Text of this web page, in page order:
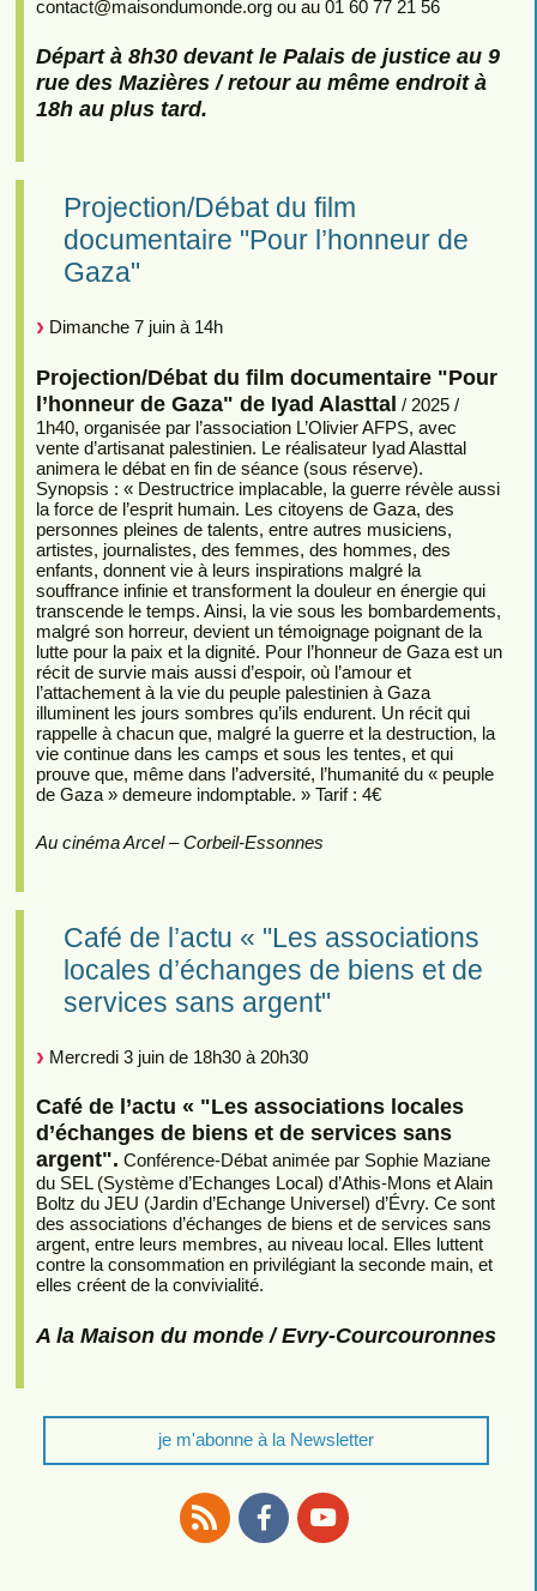
contact@maisondumonde.org ou au 01 60 77 21 56
Départ à 8h30 devant le Palais de justice au 9
rue des Mazières / retour au même endroit à
18h au plus tard.
Projection/Débat du film
documentaire "Pour l’honneur de
Gaza"
Dimanche 7 juin à 14h
Projection/Débat du film documentaire "Pour
l’honneur de Gaza" de Iyad Alasttal / 2025 /
1h40, organisée par l’association L’Olivier AFPS, avec
vente d’artisanat palestinien. Le réalisateur Iyad Alasttal
animera le débat en fin de séance (sous réserve).
Synopsis : « Destructrice implacable, la guerre révèle aussi
la force de l’esprit humain. Les citoyens de Gaza, des
personnes pleines de talents, entre autres musiciens,
artistes, journalistes, des femmes, des hommes, des
enfants, donnent vie à leurs inspirations malgré la
souffrance infinie et transforment la douleur en énergie qui
transcende le temps. Ainsi, la vie sous les bombardements,
malgré son horreur, devient un témoignage poignant de la
lutte pour la paix et la dignité. Pour l’honneur de Gaza est un
récit de survie mais aussi d’espoir, où l’amour et
l’attachement à la vie du peuple palestinien à Gaza
illuminent les jours sombres qu’ils endurent. Un récit qui
rappelle à chacun que, malgré la guerre et la destruction, la
vie continue dans les camps et sous les tentes, et qui
prouve que, même dans l’adversité, l’humanité du « peuple
de Gaza » demeure indomptable. » Tarif : 4€
Au cinéma Arcel – Corbeil-Essonnes
Café de l’actu « "Les associations
locales d’échanges de biens et de
services sans argent"
Mercredi 3 juin de 18h30 à 20h30
Café de l’actu « "Les associations locales
d’échanges de biens et de services sans
argent". Conférence-Débat animée par Sophie Maziane
du SEL (Système d’Echanges Local) d’Athis-Mons et Alain
Boltz du JEU (Jardin d’Echange Universel) d’Évry. Ce sont
des associations d’échanges de biens et de services sans
argent, entre leurs membres, au niveau local. Elles luttent
contre la consommation en privilégiant la seconde main, et
elles créent de la convivialité.
A la Maison du monde / Evry-Courcouronnes
je m'abonne à la Newsletter